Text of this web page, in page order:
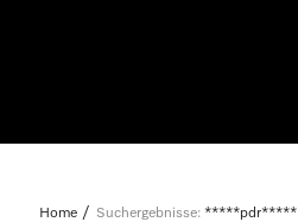
Home Suchergebnisse: *****pdr*****